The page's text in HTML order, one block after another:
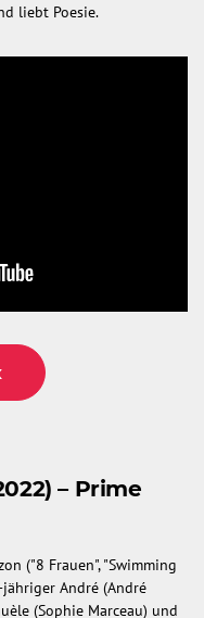
liebt Poesie.
– Prime
("8 Frauen", "Swimming
André (André
(Sophie Marceau) und